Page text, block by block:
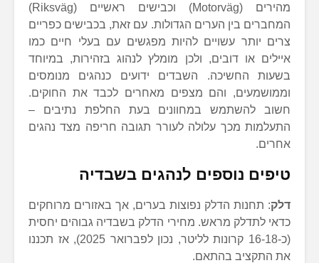
מהירים (Motorväg) וכבישים ראשיים (Riksväg)
המחברים בין הערים הגדולות. עם זאת, בכבישים כפריים
צרים יותר עשויים להיות מפגשים עם בעלי חיים כמו
איילים או דובים, ולכן מומלץ לנהוג בזהירות, במיוחד
בשעות החשיכה. השבדים ידועים כנהגים מנומסים
וממושמעים, והם מצפים מאחרים לכבד את החוקים.
חשוב להשתמש במחוונים בעת החלפת נתיבים –
התעלמות מכך עלולה לעורר תגובה חריפה מצד נהגים
אחרים.
טיפים נוספים לנהגים בשבדיה
דלק: תחנות הדלק נפוצות בערים, אך באזורים מרוחקים
כדאי לתדלק מראש. מחירי הדלק בשבדיה גבוהים יחסית
(כ-16-18 קרונות לליטר, נכון לפברואר 2025), אז תכננו
את התקציב בהתאם.